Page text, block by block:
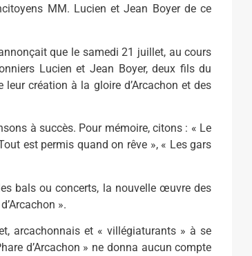
MM. Lucien et Jean Boyer de ce
que le samedi 21 juillet, au cours
Lucien et Jean Boyer, deux fils du
création à la gloire d’Arcachon et des
à succès. Pour mémoire, citons : « Le
est permis quand on rêve », « Les gars
bals ou concerts, la nouvelle œuvre des
».
arcachonnais et « villégiaturants » à se
d’Arcachon » ne donna aucun compte